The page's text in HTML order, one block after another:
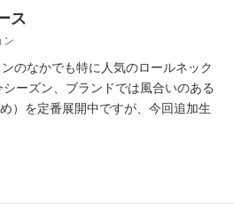
ス
ン
のなかでも特に人気のロールネック
ーズン、ブランドでは風合いのある
）を定番展開中ですが、今回追加生